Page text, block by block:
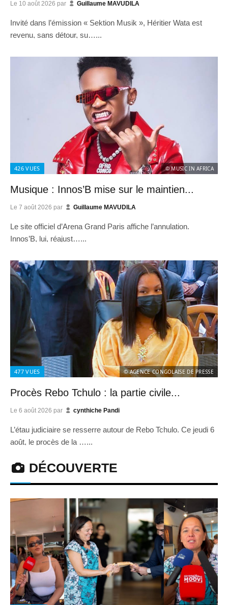
Le 10 août 2026 par Guillaume MAVUDILA
Invité dans l’émission « Sektion Musik », Héritier Wata est
revenu, sans détour, su…...
426 VUES © MUSIC IN AFRICA
Musique : Innos’B mise sur le maintien...
Le 7 août 2026 par Guillaume MAVUDILA
Le site officiel d’Arena Grand Paris affiche l’annulation.
Innos’B, lui, réajust…...
477 VUES © AGENCE CONGOLAISE DE PRESSE
Procès Rebo Tchulo : la partie civile...
Le 6 août 2026 par cynthiche Pandi
L’étau judiciaire se resserre autour de Rebo Tchulo. Ce jeudi 6
août, le procès de la …...
DÉCOUVERTE